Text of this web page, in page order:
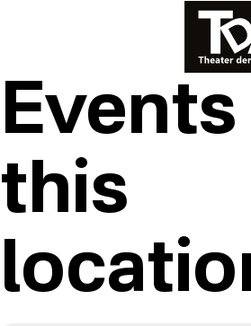
this